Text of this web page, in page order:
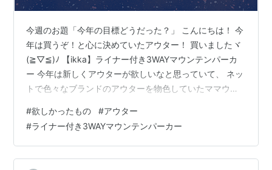
今週のお題「今年の目標どうだった？」 こんにちは！ 今
年は買うぞ！と心に決めていたアウター！ 買いましたヾ
(≧▽≦)ﾉ 【ikka】ライナー付き3WAYマウンテンパーカ
ー 今年は新しくアウターが欲しいなと思っていて、 ネッ
トで色々なブランドのアウターを物色していたママウ
着・アウトドア用ジャンパー１着の計３着で、 もっとカ
ジュアルな感じでオシャレなアウターが欲しい！ と、思
っていました！ で、ネットで見ていて気になったのが、
【ikka】ライナー付き3WAYマウンテンパーカー
#欲しかったもの #アウター
#ライナー付き3WAYマウンテンパーカー